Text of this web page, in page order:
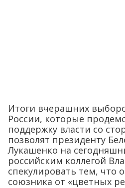
Итоги вчерашних
России, которые
поддержку власти со
позволят президенту
Лукашенко на
российским коллегой
спекулировать тем, что
союзника от «цветных